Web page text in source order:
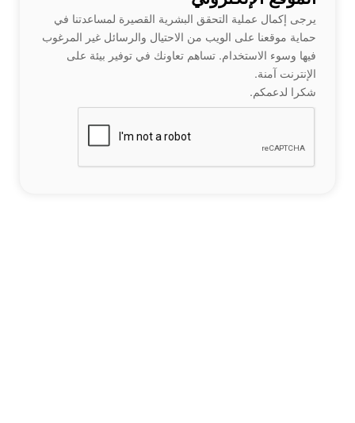
يرجى إكمال عملية التحقق البشرية القصيرة لمساعدتنا في
حماية موقعنا على الويب من الاحتيال والرسائل غير المرغوب
فيها وسوء الاستخدام. تساهم تعاونك في توفير بيئة على
الإنترنت آمنة.
شكرا لدعمكم.